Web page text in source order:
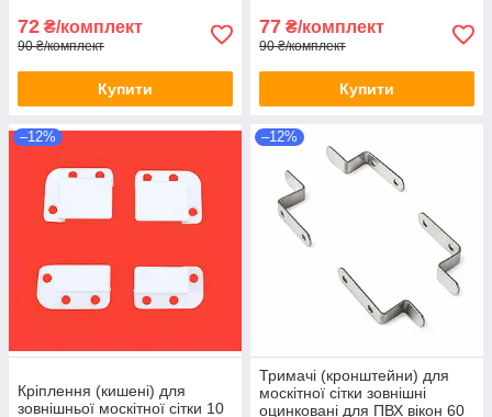
72 ₴/комплект
90 ₴/комплект
Купити
77 ₴/комплект
90 ₴/комплект
Купити
–12%
Кріплення (кишені) для
зовнішньої москітної сітки 10
–12%
Тримачі (кронштейни) для
москітної сітки зовнішні
оцинковані для ПВХ вікон 60